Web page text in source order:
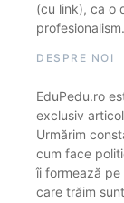
(cu link), ca o
DESPRE NOI
EduPedu.ro
exclusiv
Urmărim
cum face
îi formează
care trăim